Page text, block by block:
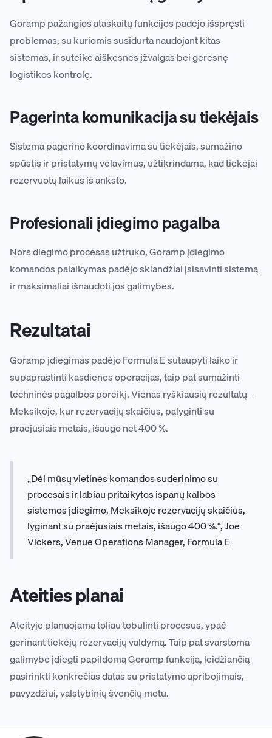
Goramp pažangios ataskaitų funkcijos padėjo išspręsti
problemas, su kuriomis susidurta naudojant kitas
sistemas, ir suteikė aiškesnes įžvalgas bei geresnę
logistikos kontrolę.
Pagerinta komunikacija su tiekėjais
Sistema pagerino koordinavimą su tiekėjais, sumažino
spūstis ir pristatymų vėlavimus, užtikrindama, kad tiekėjai
rezervuotų laikus iš anksto.
Profesionali įdiegimo pagalba
Nors diegimo procesas užtruko, Goramp įdiegimo
komandos palaikymas padėjo sklandžiai įsisavinti sistemą
ir maksimaliai išnaudoti jos galimybes.
Rezultatai
Goramp įdiegimas padėjo Formula E sutaupyti laiko ir
supaprastinti kasdienes operacijas, taip pat sumažinti
techninės pagalbos poreikį. Vienas ryškiausių rezultatų –
Meksikoje, kur rezervacijų skaičius, palyginti su
praėjusiais metais, išaugo net 400 %.
„Dėl mūsų vietinės komandos suderinimo su
procesais ir labiau pritaikytos ispanų kalbos
sistemos įdiegimo, Meksikoje rezervacijų skaičius,
lyginant su praėjusiais metais, išaugo 400 %.“, Joe
Vickers, Venue Operations Manager, Formula E
Ateities planai
Ateityje planuojama toliau tobulinti procesus, ypač
gerinant tiekėjų rezervacijų valdymą. Taip pat svarstoma
galimybė įdiegti papildomą Goramp funkciją, leidžiančią
pasirinkti konkrečias datas su pristatymo apribojimais,
pavyzdžiui, valstybinių švenčių metu.